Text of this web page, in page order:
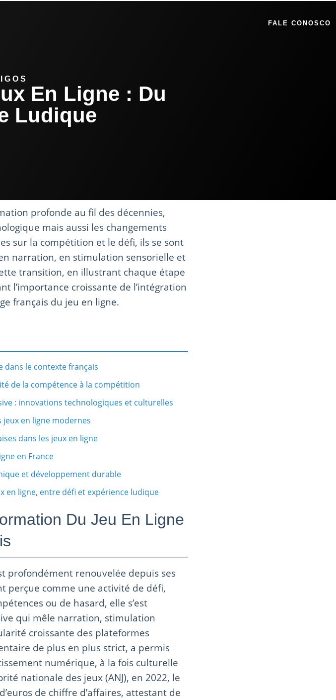
FALE CONOSCO
En Ligne : Du
Ludique
profonde au fil des décennies,
mais aussi les changements
sur la compétition et le défi, ils se sont
narration, en stimulation sensorielle et
transition, en illustrant chaque étape
l’importance croissante de l’intégration
français du jeu en ligne.
le contexte français
de la compétence à la compétition
: innovations technologiques et culturelles
en ligne modernes
dans les jeux en ligne
en France
et développement durable
en ligne, entre défi et expérience ludique
Du Jeu En Ligne
profondément renouvelée depuis ses
perçue comme une activité de défi,
ou de hasard, elle s’est
qui mêle narration, stimulation
croissante des plateformes
de plus en plus strict, a permis
numérique, à la fois culturelle
nationale des jeux (ANJ), en 2022, le
de chiffre d’affaires, attestant de